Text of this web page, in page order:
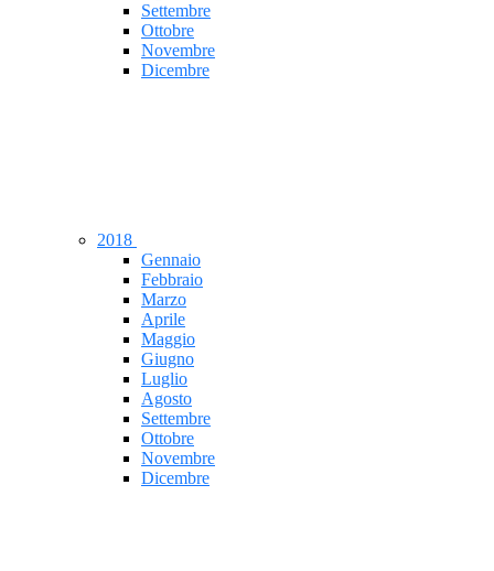
Settembre
Ottobre
Novembre
Dicembre
2018
Gennaio
Febbraio
Marzo
Aprile
Maggio
Giugno
Luglio
Agosto
Settembre
Ottobre
Novembre
Dicembre